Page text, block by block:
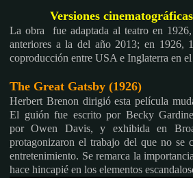
Versiones
La obra fue adaptada al teatro en
anteriores a la del año 2013; en 1926,
coproducción entre USA e Inglaterra en
The Great Gatsby (1926)
Herbert Brenon dirigió esta película
El guión fue escrito por Becky
por Owen Davis, y exhibida en
protagonizaron el trabajo del que no se
entretenimiento. Se remarca la
hace hincapié en los elementos